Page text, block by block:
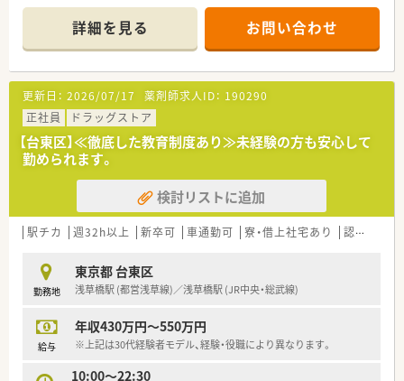
ています。
■キャリアプランも充実の薬局です。
…将来的にはカウンセラー・企画・開発・人事などキャリアパス
も充実！
向上心を持ってお仕事できます。
詳細を見る お問い合わせ
更新日： 2026/07/17 薬剤師求人ID： 190290
正社員
ドラッグストア
【台東区】≪徹底した教育制度あり≫未経験の方も安心して
勤められます。
検討リストに追加
駅チカ 週32h以上 新卒可 車通勤可 寮・借上社宅あり 認定薬剤師取得支援あり
勤務地
東京都 台東区
浅草橋駅 (都営浅草線)／浅草橋駅 (JR中央・総武線)
給与
年収430万円～550万円
※上記は30代経験者モデル、経験・役職により異なります。
10:00～22:30